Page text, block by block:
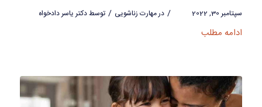
سپتامبر 30, 2022 / درمهارت زناشویی / توسطدکتر یاسر دادخواه
ادامه مطلب